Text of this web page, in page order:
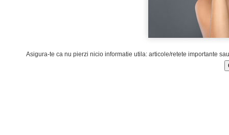
Asigura-te ca nu pierzi nicio informatie utila: articole/retete importante